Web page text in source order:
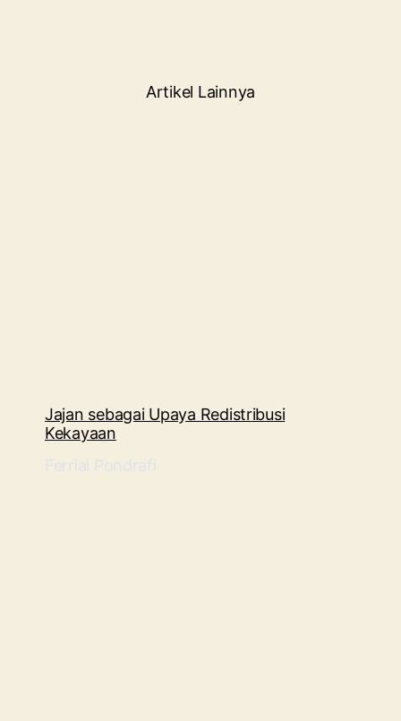
Artikel Lainnya
Jajan sebagai Upaya Redistribusi
Kekayaan
Ferrial Pondrafi